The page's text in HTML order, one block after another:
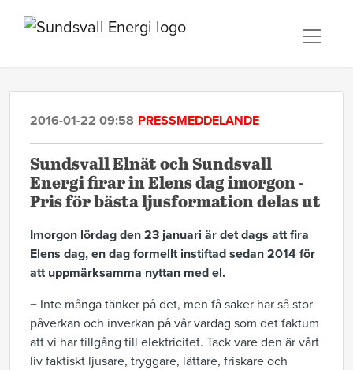
2016-01-22 09:58 PRESSMEDDELANDE
Sundsvall Elnät och Sundsvall
Energi firar in Elens dag imorgon -
Pris för bästa ljusformation delas ut
Imorgon lördag den 23 januari är det dags att fira
Elens dag, en dag formellt instiftad sedan 2014 för
att uppmärksamma nyttan med el.
− Inte många tänker på det, men få saker har så stor
påverkan och inverkan på vår vardag som det faktum
att vi har tillgång till elektricitet. Tack vare den är vårt
liv faktiskt ljusare, tryggare, lättare, friskare och